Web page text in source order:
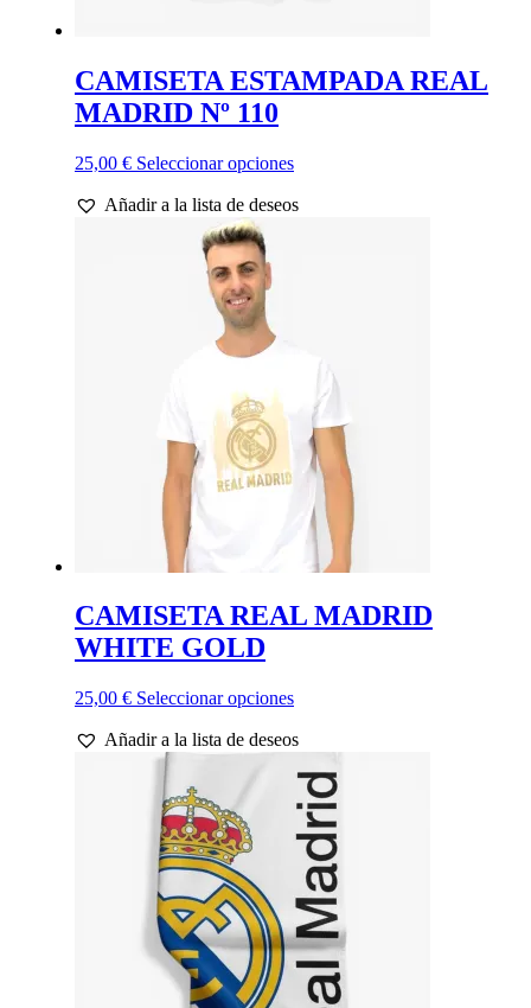
CAMISETA ESTAMPADA REAL
MADRID Nº 110
25,00 € Seleccionar opcionesEste
tiene
página
de
producto
Añadir a la lista de deseos
CAMISETA REAL MADRID
WHITE GOLD
25,00 € Seleccionar opcionesEste
tiene
variantes.
Las
opciones
se
pueden
elegir
en
la
página
de
producto
Añadir a la lista de deseos